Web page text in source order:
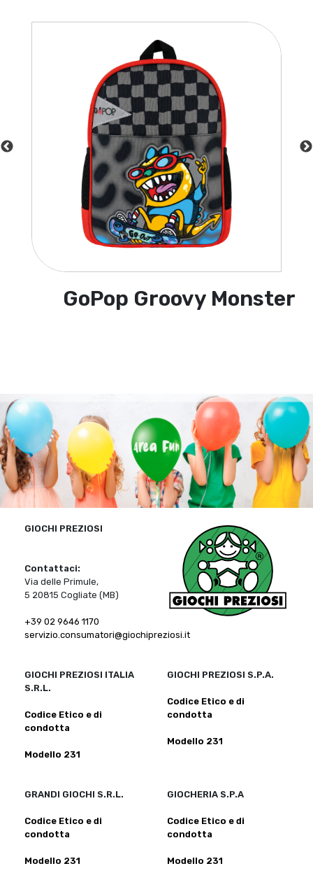
GoPop Groovy Monster
GIOCHI PREZIOSI
Contattaci:
Via delle Primule,
5 20815 Cogliate (MB)
+39 02 9646 1170
servizio.consumatori@giochipreziosi.it
GIOCHI PREZIOSI ITALIA
S.R.L.
Codice Etico e di
condotta
Modello 231
GIOCHI PREZIOSI S.P.A.
Codice Etico e di
condotta
Modello 231
GRANDI GIOCHI S.R.L.
Codice Etico e di
condotta
Modello 231
GIOCHERIA S.P.A
Codice Etico e di
condotta
Modello 231